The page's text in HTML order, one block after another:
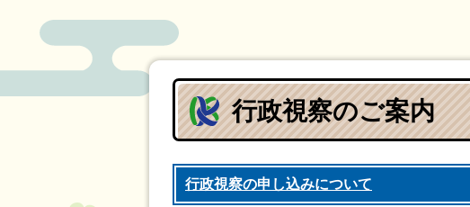
行政視察のご案内
行政視察の申し込みについて